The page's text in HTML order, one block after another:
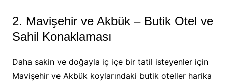
2. Mavişehir ve Akbük – Butik Otel ve
Sahil Konaklaması
Daha sakin ve doğayla iç içe bir tatil isteyenler için
Mavişehir ve Akbük koylarındaki butik oteller harika